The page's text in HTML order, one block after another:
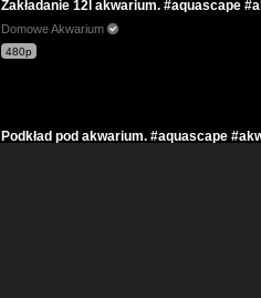
Zakładanie 12l akwarium. #aquascape
Domowe Akwarium
480p
Podkład pod akwarium. #aquascape